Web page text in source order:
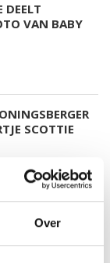
Over
DEELT
VAN BABY
SCOTTIE
PRACHTIGE